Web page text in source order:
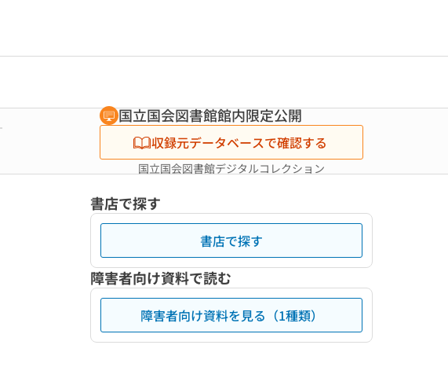
国立国会図書館館内限定公開
収録元データベースで確認する
国立国会図書館デジタルコレクション
書店で探す
書店で探す
障害者向け資料で読む
障害者向け資料を見る（1種類）